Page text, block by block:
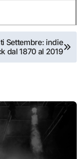
Settembre: indie
dal 1870 al 2019